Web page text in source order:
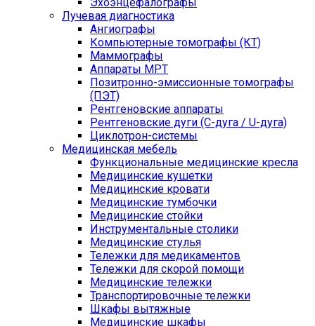
Лучевая диагностика
Ангиографы
Компьютерные томографы (КТ)
Маммографы
Аппараты МРТ
Позитронно-эмиссионные томографы
(ПЭТ)
Рентгеновские аппараты
Рентгеновские дуги (С-дуга / U-дуга)
Циклотрон-системы
Медицинская мебель
Функциональные медицинские кресла
Медицинские кушетки
Медицинские кровати
Медицинские тумбочки
Медицинские стойки
Инструментальные столики
Медицинские стулья
Тележки для медикаментов
Тележки для скорой помощи
Медицинские тележки
Транспортировочные тележки
Шкафы вытяжные
Медицинские шкафы